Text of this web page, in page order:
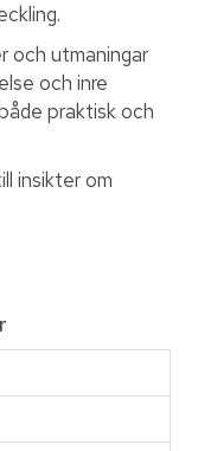
och utmaningar
och inre
praktisk och
insikter om